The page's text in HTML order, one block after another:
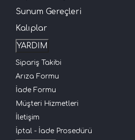
Sunum Gereçleri
Kalıplar
YARDIM
Sipariş Takibi
Arıza Formu
İade Formu
Müşteri Hizmetleri
İletişim
İptal - İade Prosedürü